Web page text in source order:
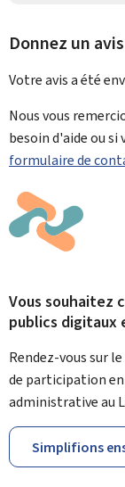
Donnez un
Votre avis a été
Nous vous
besoin d'aide ou si
formulaire de
Vous souhaitez
publics digitaux
Rendez-vous sur
de participation
administrative au
Simplifions